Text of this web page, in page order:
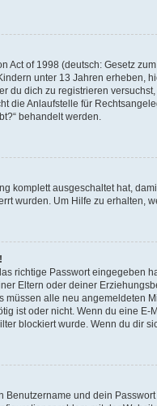
Act of 1998 (deutsch: Gesetz
unter 13 Jahren erheben,
du dich zu registrieren
die Anlaufstelle für
behandelt werden.
komplett ausgeschaltet hat,
wurden. Um Hilfe zu erhalten,
richtige Passwort eingegeben
Eltern oder deiner
alle neu angemeldeten
ist oder nicht. Wenn du eine
blockiert wurde. Wenn du dir
und dein